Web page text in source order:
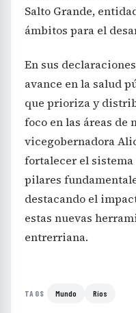
Salto Grande,
ámbitos para el
En sus
avance en la salud
que prioriza y
foco en las áreas de
vicegobernadora
fortalecer el sistema
pilares
destacando el
estas nuevas
entrerriana.
TAGS Mundo Ríos